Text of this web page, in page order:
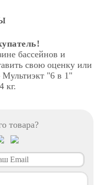
бассейнов и
свою оценку или
Мультиэкт "6 в 1"
кг.
товара?